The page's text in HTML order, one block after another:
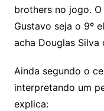
brothers no jogo.
Gustavo seja o 9º
acha Douglas Silva
Ainda segundo o
interpretando um
explica: